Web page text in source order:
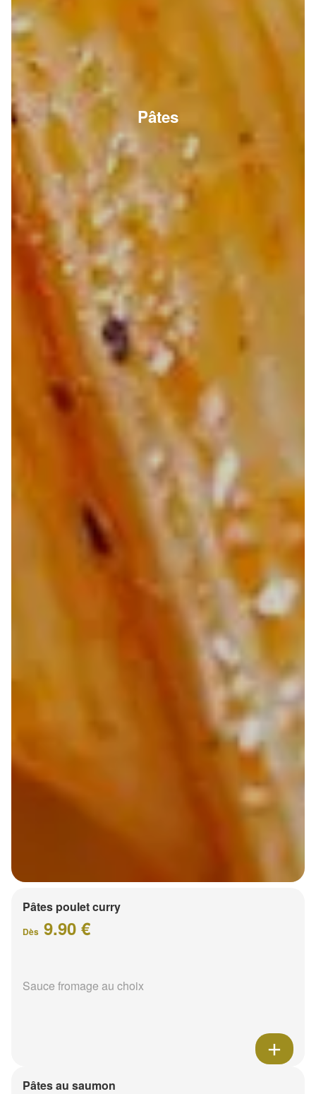
Pâtes
Pâtes poulet curry
Dès 9.90 €
Sauce fromage au choix
Pâtes au saumon